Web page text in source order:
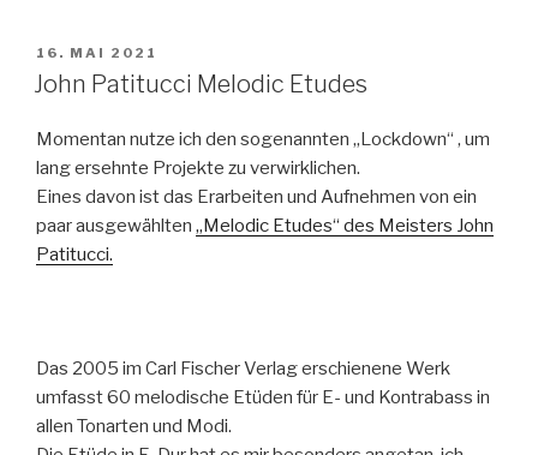
c
e
o
o
k
st
o
o
n
n
VERÖFFENTLICHT
AM
16. MAI 2021
John Patitucci Melodic Etudes
Momentan nutze ich den sogenannten „Lockdown“ , um
lang ersehnte Projekte zu verwirklichen.
Eines davon ist das Erarbeiten und Aufnehmen von ein
paar ausgewählten „Melodic Etudes“ des Meisters John
Patitucci.
Das 2005 im Carl Fischer Verlag erschienene Werk
umfasst 60 melodische Etüden für E- und Kontrabass in
allen Tonarten und Modi.